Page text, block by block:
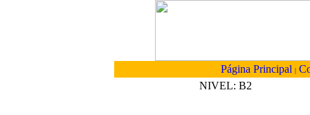
Página Principal |
NIVEL: B2